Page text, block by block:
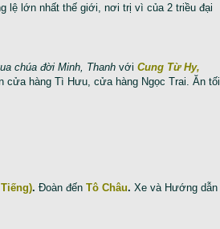
lệ lớn nhất thế giới, nơi trị vì của 2 triều đại
chúa đời Minh, Thanh với Cung Từ Hy,
cửa hàng Tì Hưu, cửa hàng Ngọc Trai. Ăn tối
. Đoàn đến Tô Châu. Xe và Hướng dẫn